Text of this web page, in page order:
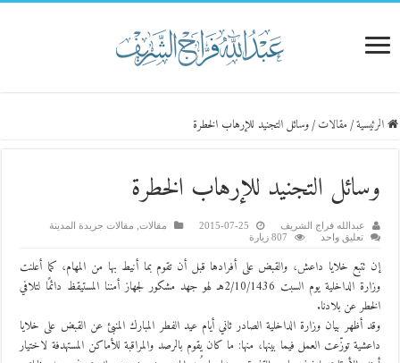
الرئيسية/مقالات/وسائل التجنيد للإرهاب الخطرة
وسائل التجنيد للإرهاب الخطرة
عبدالله فراج الشريف 2015-07-25 مقالات مقالات جريدة المدينة
تعليق واحد
807 زيارة
إن تتبع خلايا داعش، والقبض على أفرادها قبل أن تقوم بما أنيط بها من المهام، كما أعلنت
وزارة الداخلية يوم السبت 2/10/1436هـ لهو جهد مشكور لجهاز أمننا المستيقظ دائمًا لتلافي
الخطر عن بلادنا.
وقد أظهر بيان وزارة الداخلية الصادر ثاني أيام عيد الفطر المبارك المنبئ عن القبض على خلايا
داعشية توزّعت العمل فيما بينها، منها: ما كان يقوم بالرصد والمراقبة للأماكن المستهدفة لاختيار